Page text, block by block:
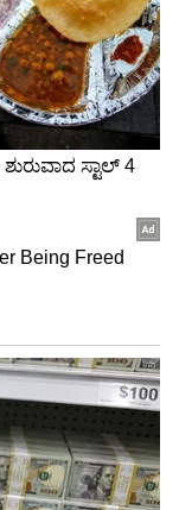
ಗೆ ಭೇಟಿ
ಫಲಿತಾಂಶ ಲಿಂಕ್
ಸಂಖ್ಯೆಯನ್ನು